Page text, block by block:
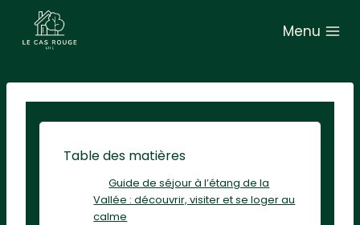
e
Menu
Table des matières
Guide de séjour à l’étang de la
Vallée : découvrir, visiter et se loger au
calme